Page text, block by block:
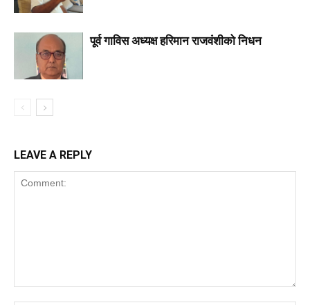
पूर्व गाविस अध्यक्ष हरिमान राजवंशीको निधन
LEAVE A REPLY